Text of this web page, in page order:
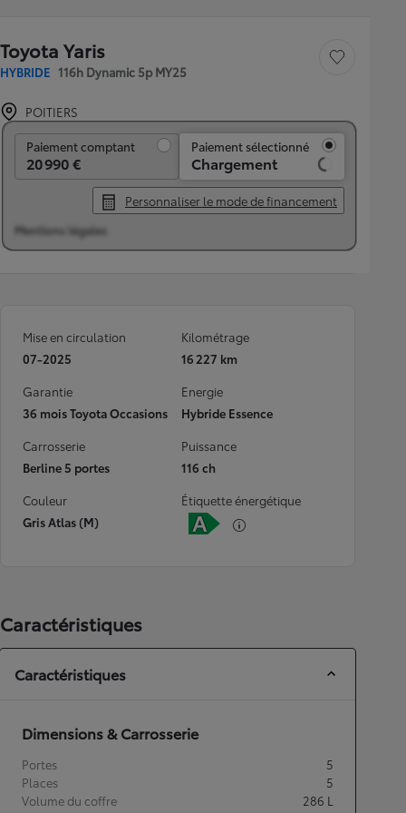
Toyota Yaris
HYBRIDE 116h Dynamic 5p MY25
Sauvegarder le
POITIERS
Paiement comptant
20 990 €
Paiement sélectionné
Chargement
Personnaliser le mode de financement
Mentions légales
Mise en circulation
07-2025
Kilométrage
16 227 km
Garantie
36 mois Toyota Occasions
Energie
Hybride Essence
Carrosserie
Berline 5 portes
Puissance
116 ch
Couleur
Gris Atlas (M)
Étiquette énergétique
Caractéristiques
Caractéristiques
Dimensions & Carrosserie
Portes
5
Places
5
Volume du coffre
286 L